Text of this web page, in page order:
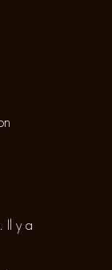
. Il y a